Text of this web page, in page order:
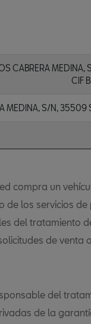
CABRERA
CIF
MEDINA, S/N, 35509
compra un
de los servicios
del tratamiento
de venta
del
de la